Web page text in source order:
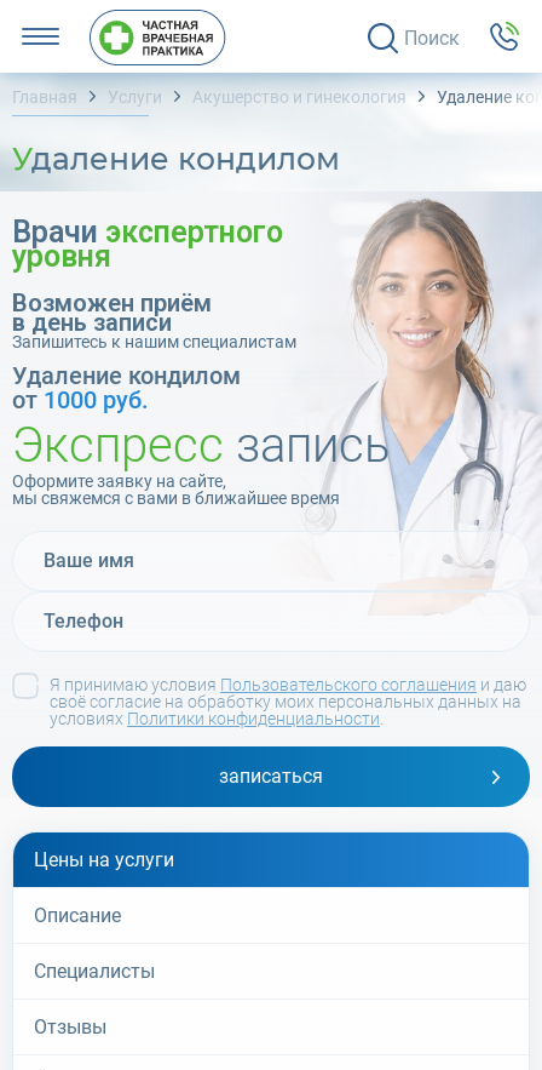
Поиск
Главная Услуги Акушерство и гинекология Удаление
Удаление кондилом
Врачи экспертного
уровня
Возможен приём
в день записи
Запишитесь к нашим специалистам
Удаление кондилом
от 1000 руб.
Экспресс запись
Оформите заявку на сайте,
мы свяжемся с вами в ближайшее время
записаться
Я принимаю условия Пользовательского соглашения и даю
своё согласие на обработку моих персональных данных на
условиях Политики конфиденциальности
Цены на услуги
Описание
Специалисты
Отзывы